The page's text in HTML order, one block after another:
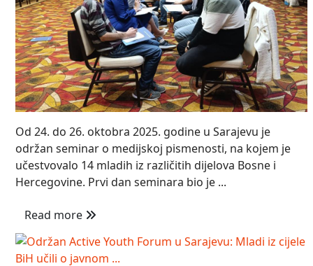
Od 24. do 26. oktobra 2025. godine u Sarajevu je
održan seminar o medijskoj pismenosti, na kojem je
učestvovalo 14 mladih iz različitih dijelova Bosne i
Hercegovine. Prvi dan seminara bio je ...
Read more